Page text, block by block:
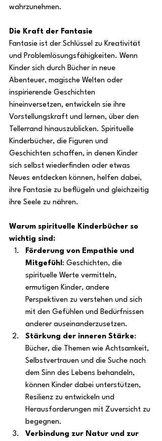
wahrzunehmen.
Die Kraft der Fantasie
Fantasie ist der Schlüssel zu Kreativität
und Problemlösungsfähigkeiten. Wenn
Kinder sich durch Bücher in neue
Abenteuer, magische Welten oder
inspirierende Geschichten
hineinversetzen, entwickeln sie ihre
Vorstellungskraft und lernen, über den
Tellerrand hinauszublicken. Spirituelle
Kinderbücher, die Figuren und
Geschichten schaffen, in denen Kinder
sich selbst wiederfinden oder etwas
Neues entdecken können, helfen dabei,
ihre Fantasie zu beflügeln und gleichzeitig
ihre Seele zu nähren.
Warum spirituelle Kinderbücher so
wichtig sind:
Förderung von Empathie und
Mitgefühl: Geschichten, die
spirituelle Werte vermitteln,
ermutigen Kinder, andere
Perspektiven zu verstehen und sich
mit den Gefühlen und Bedürfnissen
anderer auseinanderzusetzen.
Stärkung der inneren Stärke:
Bücher, die Themen wie Achtsamkeit,
Selbstvertrauen und die Suche nach
dem Sinn des Lebens behandeln,
können Kinder dabei unterstützen,
Resilienz zu entwickeln und
Herausforderungen mit Zuversicht zu
begegnen.
Verbindung zur Natur und zur